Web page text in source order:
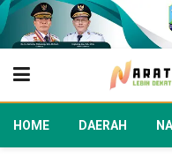
HOME DAERAH